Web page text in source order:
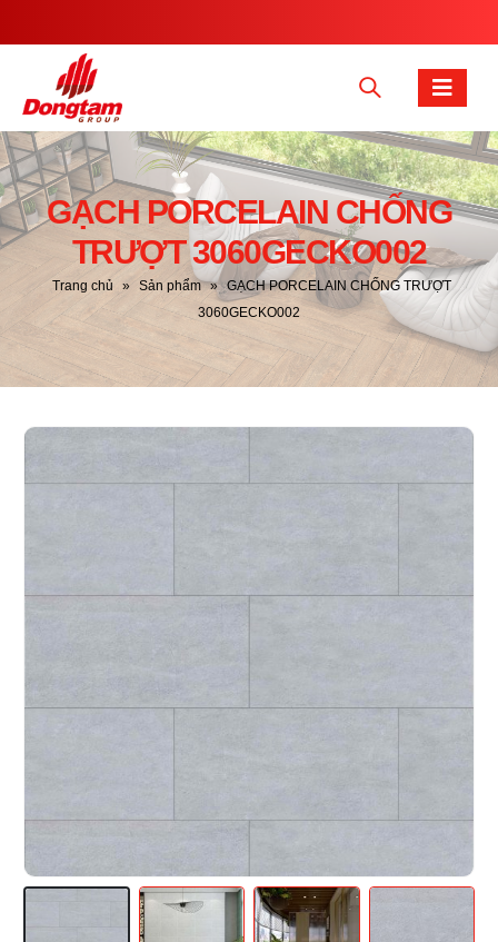
GẠCH PORCELAIN CHỐNG
TRƯỢT 3060GECKO002
Trang chủ » Sản phẩm » GẠCH PORCELAIN CHỐNG TRƯỢT
3060GECKO002